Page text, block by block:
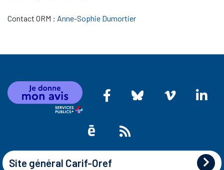
Contact ORM : Anne-Sophie Dumortier
Site général Carif-Oref